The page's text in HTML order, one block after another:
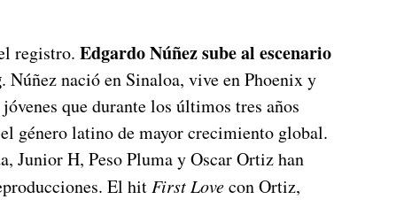
registro. Edgardo Núñez sube al escenario
. Núñez nació en Sinaloa, vive en Phoenix y
que durante los últimos tres años
género latino de mayor crecimiento global.
Junior H, Peso Pluma y Oscar Ortiz han
El hitFirst Lovecon Ortiz,